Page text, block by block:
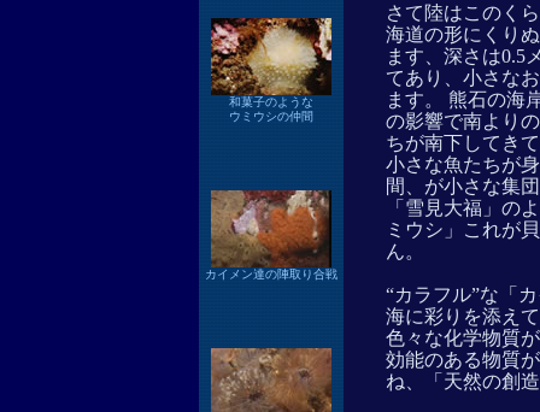
和菓子のような
ウミウシの仲間
カイメン達の陣取り合戦
さて陸はこのく
海道の形にくり
ます、深さは0.5
てあり、小さな
ます。 熊石の海
の影響で南より
ちが南下してき
小さな魚たちが
間、が小さな集
「雪見大福」の
ミウシ」これが
ん。
“カラフル”な「
海に彩りを添え
色々な化学物質
効能のある物質
ね、「天然の創